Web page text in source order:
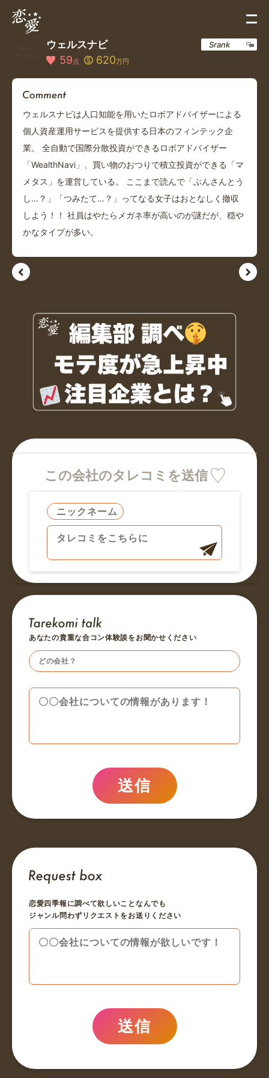
ウェルスナビ
59点 620万円
Srank
ウェルスナビは人口知能を用いたロボアドバイザーによる
個人資産運用サービスを提供する日本のフィンテック企
業。 全自動で国際分散投資ができるロボアドバイザー
「WealthNavi」、買い物のおつりで積立投資ができる「マ
メタス」を運営している。 ここまで読んで「ぶんさんとう
し…？」「つみたて…？」ってなる女子はおとなしく撤収
しよう！！ 社員はやたらメガネ率が高いのが謎だが、穏や
かなタイプが多い。
この会社のタレコミを送信
あなたの貴重な合コン体験談をお聞かせください
送信
恋愛四季報に調べて欲しいことなんでも
ジャンル問わずリクエストをお送りください
送信